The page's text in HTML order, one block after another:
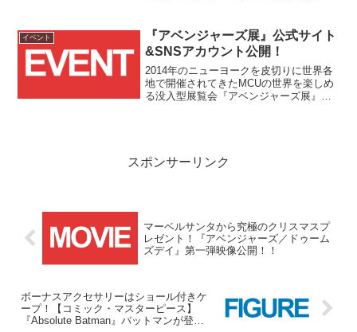
イベント
『アベンジャーズ展』公式サイト
&SNSアカウント公開！
2014年のニューヨークを皮切りに世界各
地で開催されてきたMCUの世界を楽しめ
る没入型展覧会『アベンジャーズ展』が
スポンサーリンク
マーベルサンタから究極のクリスマスプ
レゼント！『アベンジャーズ／ドゥーム
ズデイ』第一弾映像公開！！
ボーナスアクセサリーはショール付きケ
ープ！【コミック・マスターピース】
『Absolute Batman』バットマンが登